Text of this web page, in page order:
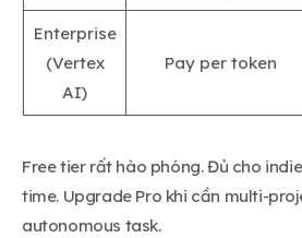
Enterprise
(Vertex
AI)
Pay per token
Free tier rất hào phóng. Đủ cho
time. Upgrade Pro khi cần multi-
autonomous task.